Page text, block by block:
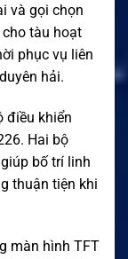
và gọi chọn
tàu hoạt
phục vụ liên
hải.
điều khiển
Hai bộ
bố trí linh
thuận tiện khi
màn hình TFT